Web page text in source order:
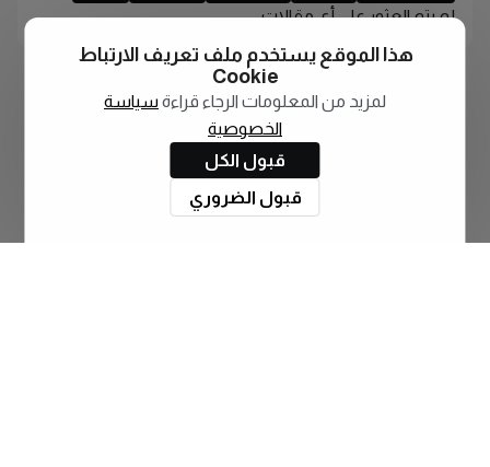
لم يتم العثور على أي مقالات
هذا الموقع يستخدم ملف تعريف الارتباط
Cookie
لمزيد من المعلومات الرجاء قراءة سياسة
الخصوصية
قبول الكل
قبول الضروري